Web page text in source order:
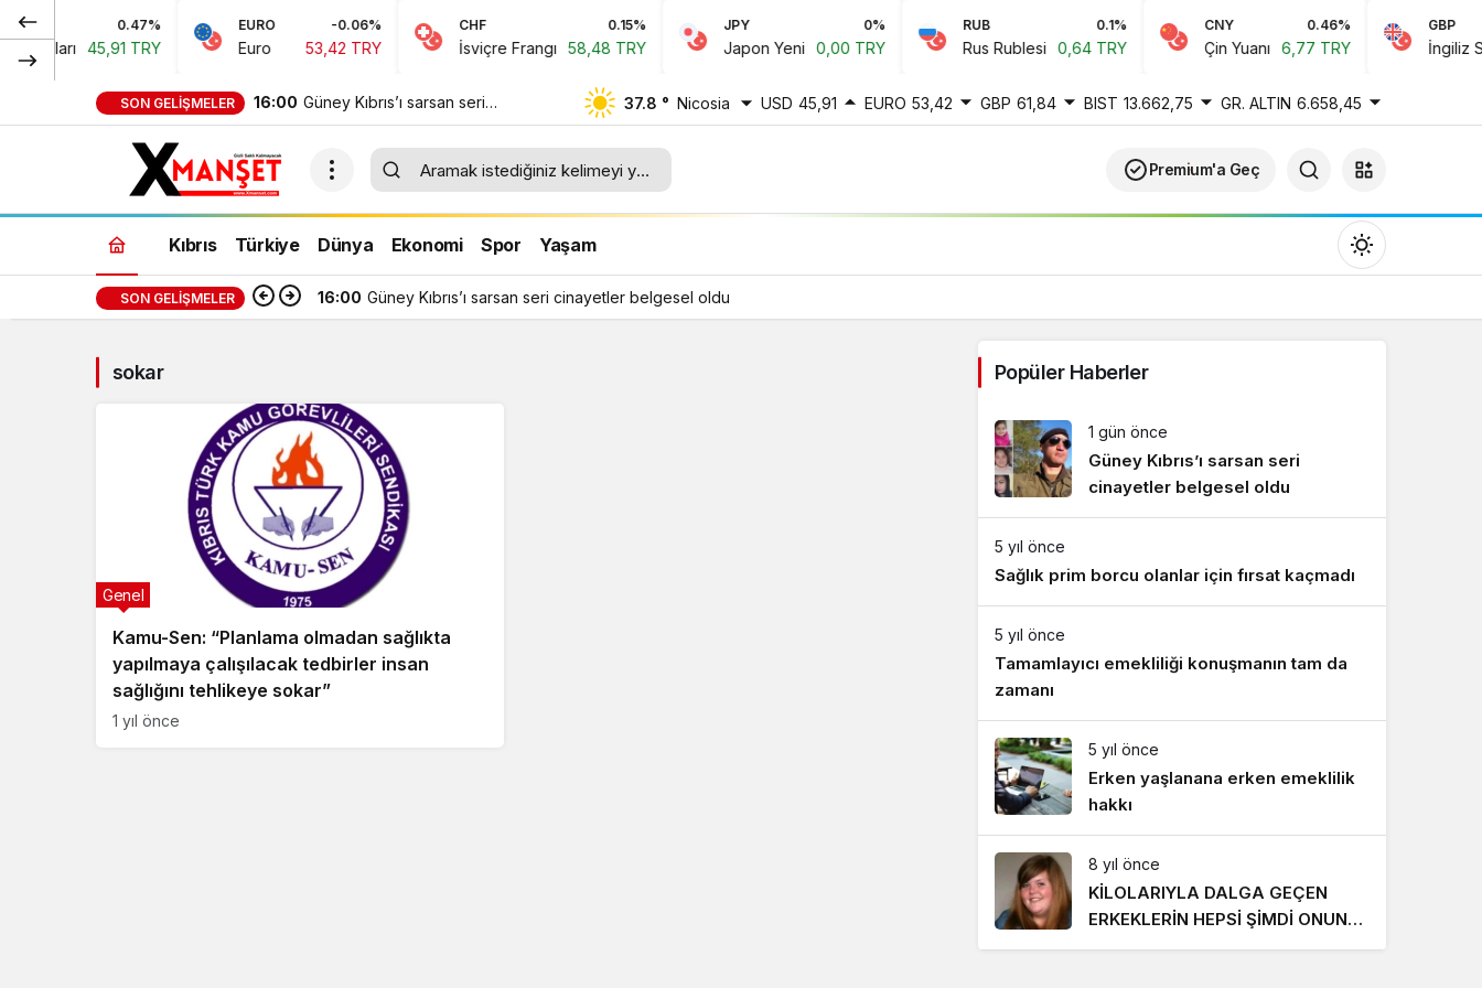
0.47%
45,91 TRY
EURO -0.06%
Euro 53,42 TRY
CHF 0.15%
İsviçre Frangı 58,48 TRY Japon Yeni 0,00 TRY
RUB 0.1%
Rus Rublesi 0,64 TRY
CNY 0.46%
Çin Yuanı 6,77 TRY
GBP
İngiliz
SON GELIŞMELER 16:00 Güney Kıbrıs’ı sarsan seri
cinayetler belgesel oldu
37.8 ° Nicosia USD 45,91 EURO 53,42 GBP 61,84 BIST 13.662,75 GR. ALTIN 6.658,45
Premium'a Geç
Kıbrıs Türkiye Dünya Ekonomi Spor Yaşam
Gündüz modunu seçin.
SON GELIŞMELER 16:00 Güney Kıbrıs’ı sarsan seri cinayetler belgesel oldu
sokar
Kamu-Sen: “Planlama olmadan sağlıkta
yapılmaya çalışılacak tedbirler insan
sağlığını tehlikeye sokar”
Genel
1 yıl önce
Popüler Haberler
1 gün önce
Güney Kıbrıs’ı sarsan seri
cinayetler belgesel oldu
5 yıl önce
Sağlık prim borcu olanlar için fırsat kaçmadı
5 yıl önce
Tamamlayıcı emekliliği konuşmanın tam da
zamanı
5 yıl önce
Erken yaşlanana erken emeklilik
hakkı
8 yıl önce
KİLOLARIYLA DALGA GEÇEN
ERKEKLERİN HEPSİ ŞİMDİ ONUN
PEŞİNDE! SON HALİ İNANILMAZ